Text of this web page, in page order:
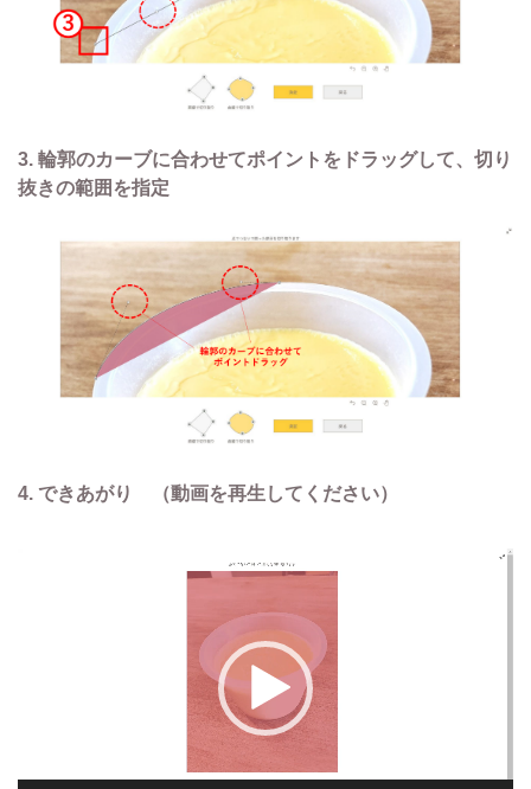
3. 輪郭のカーブに合わせてポイントをドラッグして、切り
抜きの範囲を指定
4. できあがり （動画を再生してください）